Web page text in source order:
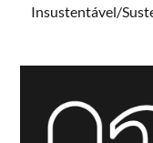
Insustentável/